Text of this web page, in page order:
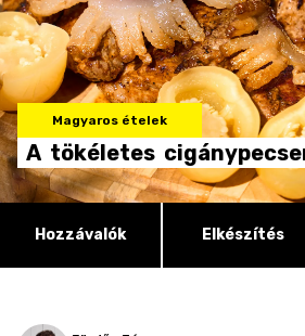
Magyaros ételek
A tökéletes
Hozzávalók Elkészítés